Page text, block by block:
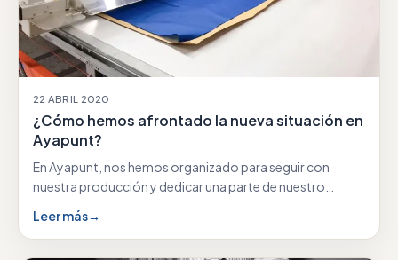
22 ABRIL 2020
¿Cómo hemos afrontado la nueva situación en
Ayapunt?
En Ayapunt, nos hemos organizado para seguir con
nuestra producción y dedicar una parte de nuestro…
Leer más→